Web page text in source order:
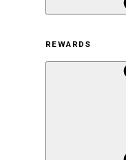
オ
特
古
REWARDS